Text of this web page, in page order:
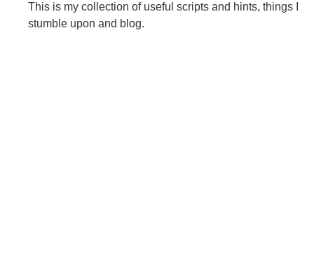
This is my collection of useful scripts and hints, things I
stumble upon and blog.